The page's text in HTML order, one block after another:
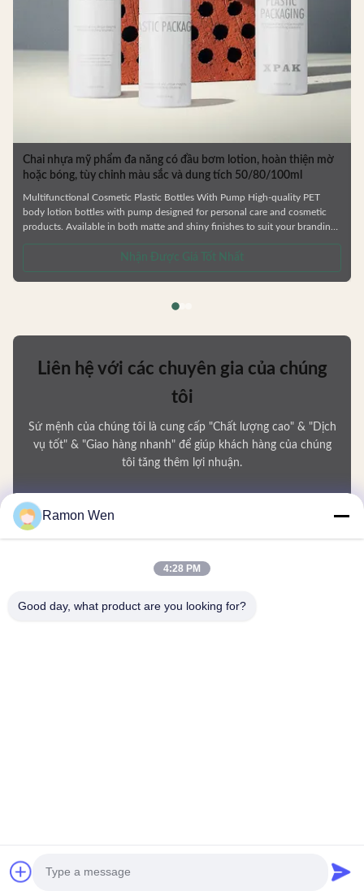
Chai nhựa mỹ phẩm đa năng có đầu bơm lotion, hoàn thiện mờ
hoặc bóng, tùy chỉnh màu sắc và dung tích 50/80/100ml
Multifunctional Cosmetic Plastic Bottles With Pump High-quality PET
body lotion bottles with pump designed for personal care and cosmetic
products. Available in both matte and shiny finishes to suit your branding
skincare and cosmetic packaging Durable construction resistant to
deformation Environmentally friendly, recyclable materials Factory direct
pricing Customizable colors and logos Compatible with
Nhận Được Giá Tốt Nhất
Liên hệ với các chuyên gia của chúng
tôi
Sứ mệnh của chúng tôi là cung cấp "Chất lượng cao" & "Dịch
vụ tốt" & "Giao hàng nhanh" để giúp khách hàng của chúng
tôi tăng thêm lợi nhuận.
Tên của bạn
© 2026 Guangzhou Gaopin Plastic Products Co., Ltd.. All Rights Reserved.
Ramon Wen
4:28 PM
Good day, what product are you looking for?